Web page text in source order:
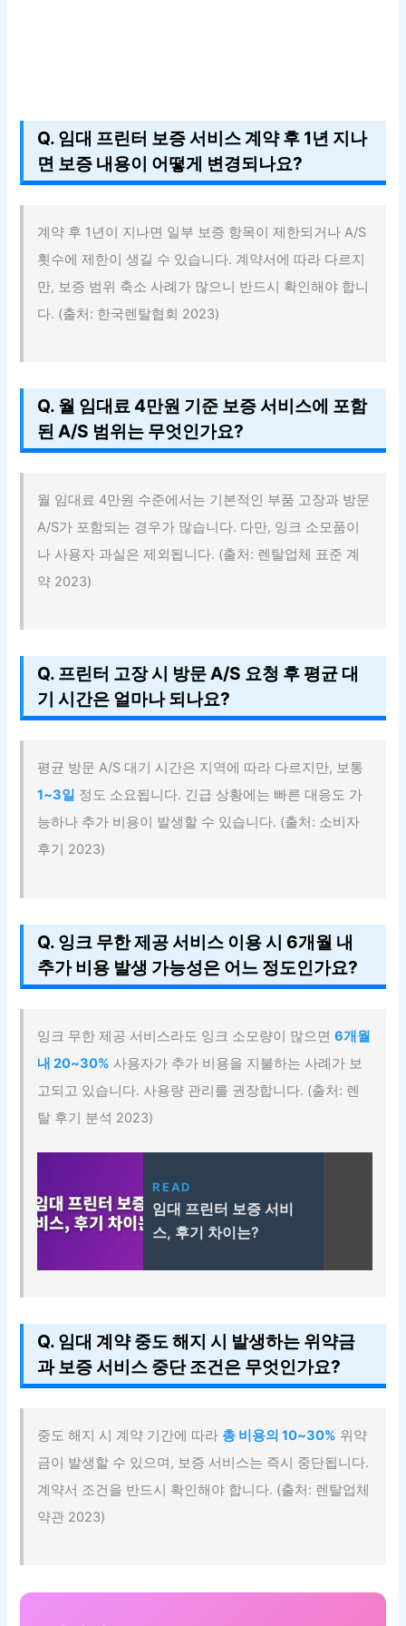
Q. 임대 프린터 보증 서비스 계약 후 1년 지나
면 보증 내용이 어떻게 변경되나요?
계약 후 1년이 지나면 일부 보증 항목이 제한되거나 A/S
횟수에 제한이 생길 수 있습니다. 계약서에 따라 다르지
만, 보증 범위 축소 사례가 많으니 반드시 확인해야 합니
다. (출처: 한국렌탈협회 2023)
Q. 월 임대료 4만원 기준 보증 서비스에 포함
된 A/S 범위는 무엇인가요?
월 임대료 4만원 수준에서는 기본적인 부품 고장과 방문
A/S가 포함되는 경우가 많습니다. 다만, 잉크 소모품이
나 사용자 과실은 제외됩니다. (출처: 렌탈업체 표준 계
약 2023)
Q. 프린터 고장 시 방문 A/S 요청 후 평균 대
기 시간은 얼마나 되나요?
평균 방문 A/S 대기 시간은 지역에 따라 다르지만, 보통
1~3일 정도 소요됩니다. 긴급 상황에는 빠른 대응도 가
능하나 추가 비용이 발생할 수 있습니다. (출처: 소비자
후기 2023)
Q. 잉크 무한 제공 서비스 이용 시 6개월 내
추가 비용 발생 가능성은 어느 정도인가요?
잉크 무한 제공 서비스라도 잉크 소모량이 많으면6개월
내 20~30% 사용자가 추가 비용을 지불하는 사례가 보
고되고 있습니다. 사용량 관리를 권장합니다. (출처: 렌
탈 후기 분석 2023)
READ
임대 프린터 보증 서비
스, 후기 차이는?
Q. 임대 계약 중도 해지 시 발생하는 위약금
과 보증 서비스 중단 조건은 무엇인가요?
중도 해지 시 계약 기간에 따라 총 비용의 10~30% 위약
금이 발생할 수 있으며, 보증 서비스는 즉시 중단됩니다.
계약서 조건을 반드시 확인해야 합니다. (출처: 렌탈업체
약관 2023)